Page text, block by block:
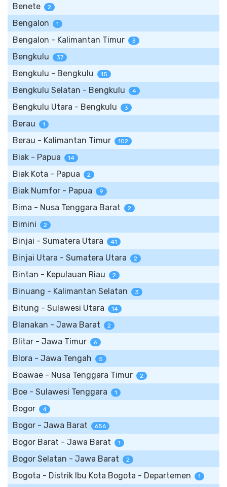
Benete 2
Bengalon 1
Bengalon - Kalimantan Timur 3
Bengkulu 37
Bengkulu - Bengkulu 15
Bengkulu Selatan - Bengkulu 4
Bengkulu Utara - Bengkulu 3
Berau 1
Berau - Kalimantan Timur 102
Biak - Papua 14
Biak Kota - Papua 2
Biak Numfor - Papua 9
Bima - Nusa Tenggara Barat 2
Bimini 2
Binjai - Sumatera Utara 41
Binjai Utara - Sumatera Utara 2
Bintan - Kepulauan Riau 2
Binuang - Kalimantan Selatan 3
Bitung - Sulawesi Utara 14
Blanakan - Jawa Barat 2
Blitar - Jawa Timur 6
Blora - Jawa Tengah 5
Boawae - Nusa Tenggara Timur 2
Boe - Sulawesi Tenggara 1
Bogor 4
Bogor - Jawa Barat 656
Bogor Barat - Jawa Barat 1
Bogor Selatan - Jawa Barat 2
Bogota - Distrik Ibu Kota Bogota - Departemen 1